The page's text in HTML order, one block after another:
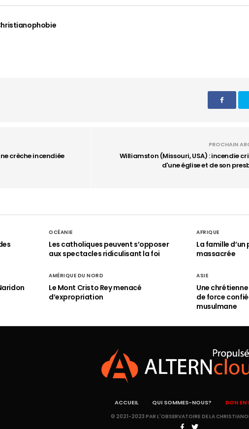
crèche incendiée
PROCHAIN
Williamston (Missouri, USA) : incendie
d'une église et de son
OCÉANIE
Les catholiques peuvent s’opposer
aux spectacles ridiculisant la foi
AFRIQUE
La famille
massacrée
AMÉRIQUE DU NORD
Le Mont Cristo Rey menacé
d’expropriation
ASIE
Une
de force
musulmane
ACCUEIL QUI SOMMES-NOUS? DON EN
© 2021-2023 PAR L'OBSERVATOIRE DE LA